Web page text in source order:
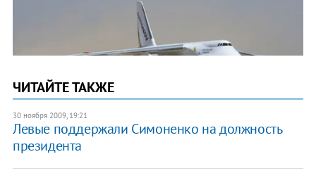
ЧИТАЙТЕ ТАКЖЕ
30 ноября 2009, 19:21
Левые поддержали Симоненко на должность
президента